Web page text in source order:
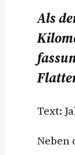
Als
Text:
Neben